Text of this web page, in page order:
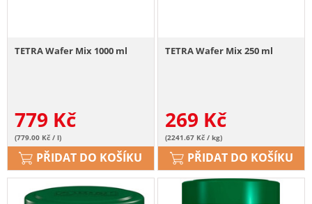
TETRA Wafer Mix 1000 ml
779 Kč
(779.00 Kč / l)
PŘIDAT DO KOŠÍKU
TETRA Wafer Mix 250 ml
269 Kč
(2241.67 Kč / kg)
PŘIDAT DO KOŠÍKU